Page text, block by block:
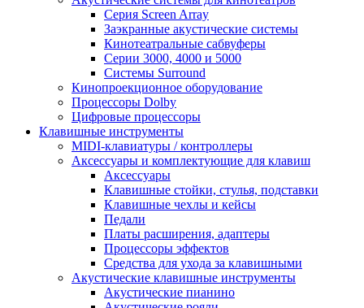
Cерия Screen Array
Заэкранные акустические системы
Кинотеатральные сабвуферы
Серии 3000, 4000 и 5000
Системы Surround
Кинопроекционное оборудование
Процессоры Dolby
Цифровые процессоры
Клавишные инструменты
MIDI-клавиатуры / контроллеры
Аксессуары и комплектующие для клавиш
Аксессуары
Клавишные стойки, стулья, подставки
Клавишные чехлы и кейсы
Педали
Платы расширения, адаптеры
Процессоры эффектов
Средства для ухода за клавишными
Акустические клавишные инструменты
Акустические пианино